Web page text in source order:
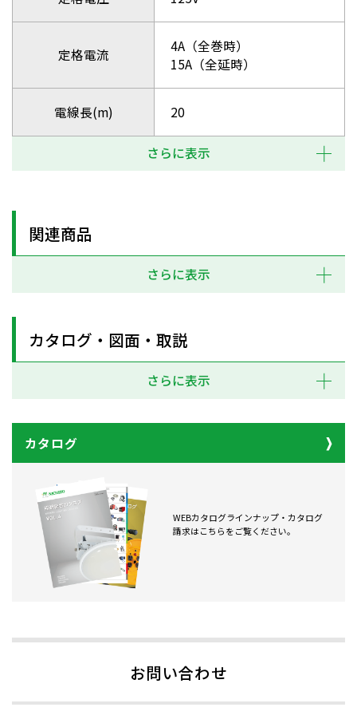
定格電流
4A（全巻時）
15A（全延時）
電線長(m) 20
さらに表示
関連商品
さらに表示
カタログ・図面・取説
さらに表示
カタログ
WEBカタログラインナップ・カタログ
請求はこちらをご覧ください。
お問い合わせ